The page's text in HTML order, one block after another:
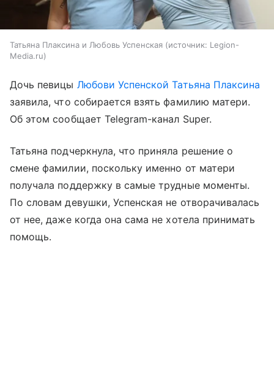
Татьяна Плаксина и Любовь Успенская источник: Legion-
Media.ru
Дочь певицы Любови Успенской Татьяна Плаксина
заявила, что собирается взять фамилию матери.
Об этом сообщает Telegram-канал Super.
Татьяна подчеркнула, что приняла решение о
смене фамилии, поскольку именно от матери
получала поддержку в самые трудные моменты.
По словам девушки, Успенская не отворачивалась
от нее, даже когда она сама не хотела принимать
помощь.